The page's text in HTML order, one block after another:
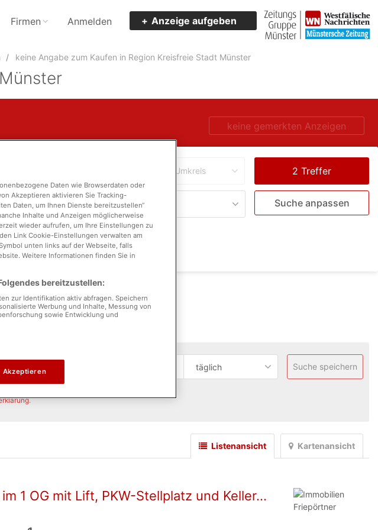
Firmen Anmelden Anzeige aufgeben
keine Angabe zum Kaufen in Region Kreisfreie Stadt Münster
keine gemerkten Anzeigen
Umkreis
Zimmer Suche anpassen
täglich Suche speichern
dass Sie unsere
.
Kartenansicht
Listenansicht
1 OG mit Lift, PKW-Stellplatz und Keller...
Daten wie Browserdaten oder
Akzeptieren aktivieren Sie Tracking-
Daten, um Ihnen Dienste bereitzustellen“
Inhalte und Anzeigen möglicherweise
wieder aufrufen, um Ihre Einstellungen zu
Link Cookie-Einstellungen verwalten am
unten links auf der Webseite, falls
Weitere Informationen finden Sie in
bereitzustellen:
zur Identifikation aktiv abfragen. Speichern
Werbung und Inhalte, Messung von
sowie Entwicklung und
Akzeptieren